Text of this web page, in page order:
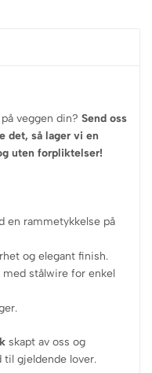
veggen din? Send oss
det, så lager vi en
uten forpliktelser!
en rammetykkelse på
og elegant finish.
med stålwire for enkel
skapt av oss og
til gjeldende lover.